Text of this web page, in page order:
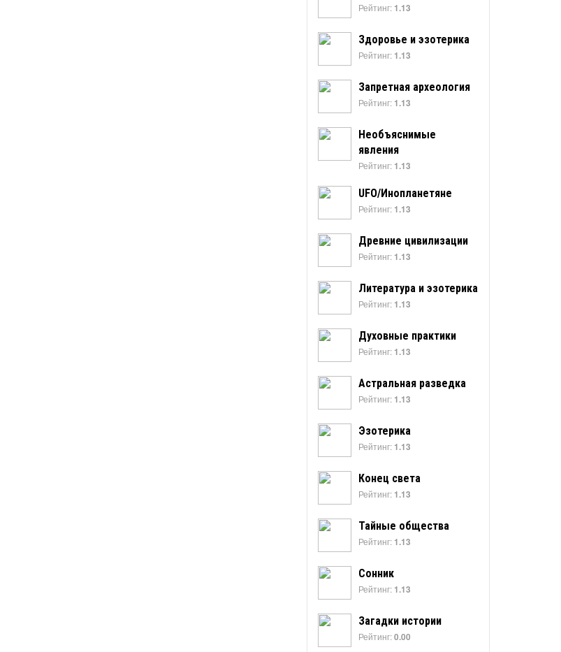
Рейтинг: 1.13
Здоровье и эзотерика
Рейтинг: 1.13
Запретная археология
Рейтинг: 1.13
Необъяснимые
явления
Рейтинг: 1.13
UFO/Инопланетяне
Рейтинг: 1.13
Древние цивилизации
Рейтинг: 1.13
Литература и эзотерика
Рейтинг: 1.13
Духовные практики
Рейтинг: 1.13
Астральная разведка
Рейтинг: 1.13
Эзотерика
Рейтинг: 1.13
Конец света
Рейтинг: 1.13
Тайные общества
Рейтинг: 1.13
Сонник
Рейтинг: 1.13
Загадки истории
Рейтинг:0.00